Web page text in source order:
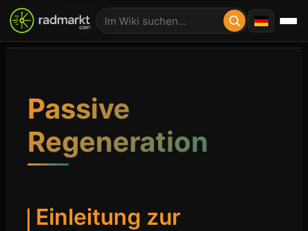
Passive
Regeneration
Einleitung zur